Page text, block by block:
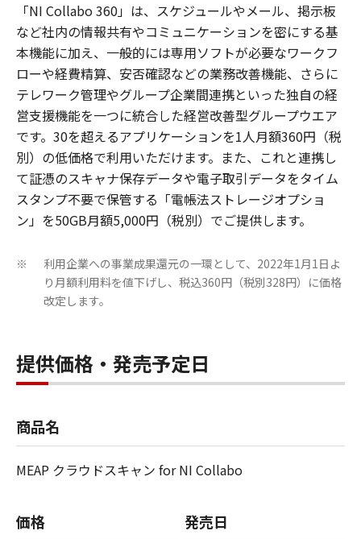
「NI Collabo 360」は、スケジュールやメール、掲示板
など社内の情報共有やコミュニケーションを密にする基
本機能に加え、一般的には専用ソフトが必要なワークフ
ローや経費精算、安否確認などの業務改善機能、さらに
テレワーク管理やグループ企業間連携といった独自の経
営支援機能を一つに統合した経営改善型グループウエア
です。30を超えるアプリケーションを1人月額360円（税
別）の低価格で利用いただけます。また、これと連携し
て証憑のスキャナ保存データや電子取引データをタイム
スタンプ不要で保管する「電帳法ストレージオプショ
ン」を50GB月額5,000円（税別）でご提供します。
※
利用企業への事業成果還元の一環として、2022年1月1日よ
り月額利用料を値下げし、税込360円（税別328円）に価格
改定します。
提供価格・発売予定日
商品名
MEAP クラウドスキャン for NI Collabo
価格 発売日